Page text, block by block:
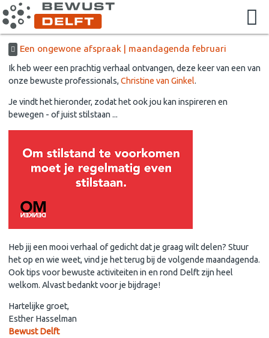
Een ongewone afspraak | maandagenda februari
Ik heb weer een prachtig verhaal ontvangen, deze keer van een van
onze bewuste professionals, Christine van Ginkel.
Je vindt het hieronder, zodat het ook jou kan inspireren en
bewegen - of juist stilstaan ...
Heb jij een mooi verhaal of gedicht dat je graag wilt delen? Stuur
het op en wie weet, vind je het terug bij de volgende maandagenda.
Ook tips voor bewuste activiteiten in en rond Delft zijn heel
welkom. Alvast bedankt voor je bijdrage!
Hartelijke groet,
Esther Hasselman
Bewust Delft